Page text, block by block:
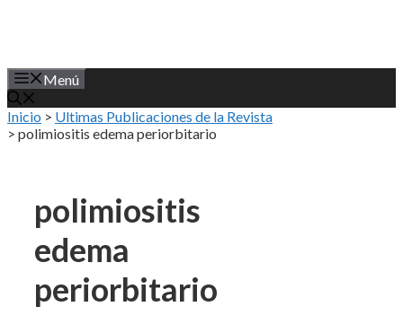
Menú
Inicio > Ultimas Publicaciones de la Revista
> polimiositis edema periorbitario
polimiositis
edema
periorbitario